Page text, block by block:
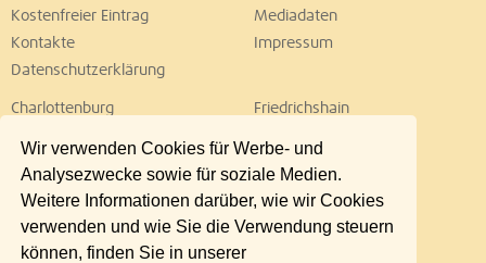
Wir verwenden Cookies für Werbe- und
Analysezwecke sowie für soziale Medien.
Weitere Informationen darüber, wie wir Cookies
verwenden und wie Sie die Verwendung steuern
können, finden Sie in unserer
Kostenfreier Eintrag
Mediadaten
Kontakte
Impressum
Datenschutzerklärung
Charlottenburg
Friedrichshain
Lichtenberg
Marzahn
Neukölln
Pankow